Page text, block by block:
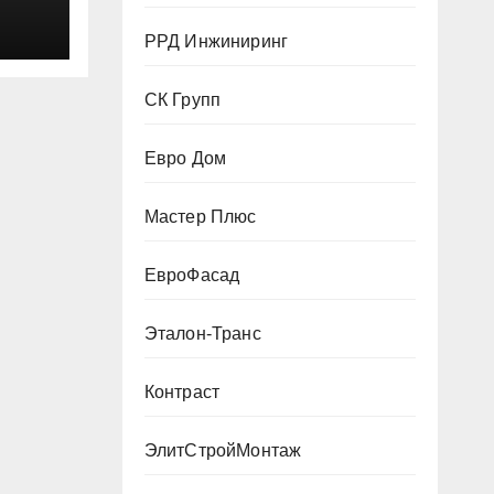
РРД Инжиниринг
СК Групп
Евро Дом
Мастер Плюс
ЕвроФасад
Эталон-Транс
Контраст
ЭлитСтройМонтаж